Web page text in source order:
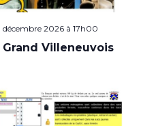
décembre 2026 à 17h00
Grand Villeneuvois